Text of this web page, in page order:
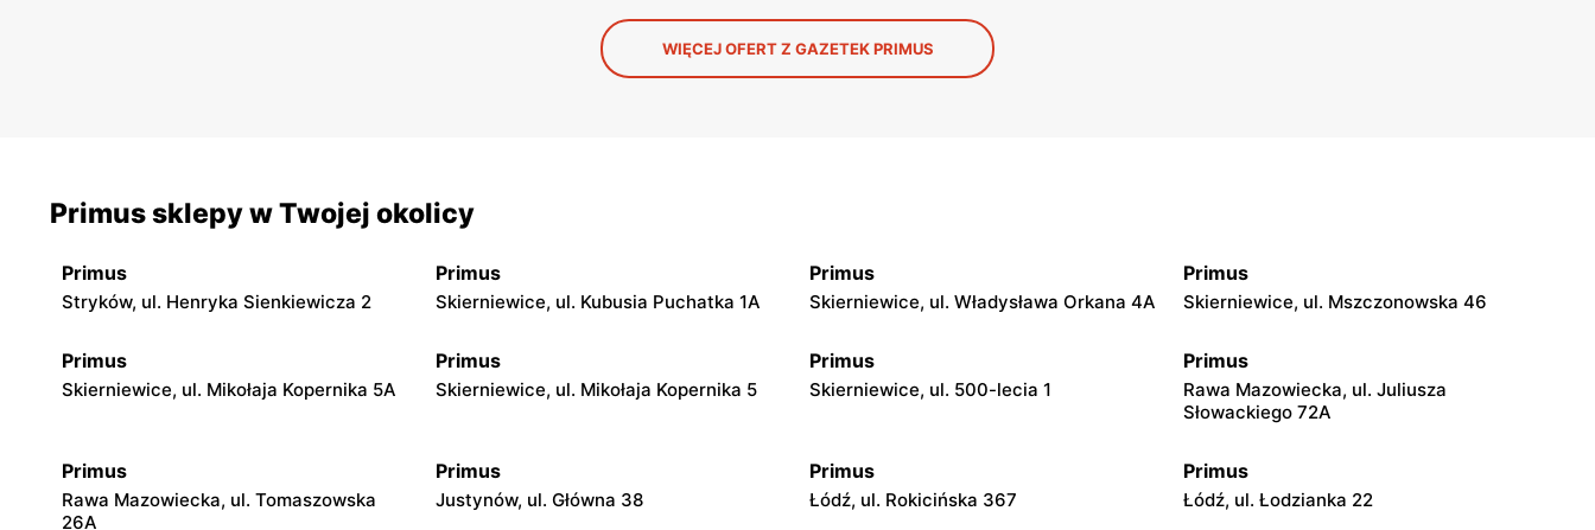
WIĘCEJ OFERT Z GAZETEK PRIMUS
Primus sklepy w Twojej okolicy
Primus
Stryków, ul. Henryka Sienkiewicza 2
Primus
Skierniewice, ul. Kubusia Puchatka 1A
Primus
Skierniewice, ul. Władysława Orkana 4A
Primus
Skierniewice, ul. Mszczonowska 46
Primus
Skierniewice, ul. Mikołaja Kopernika 5A
Primus
Skierniewice, ul. Mikołaja Kopernika 5
Primus
Skierniewice, ul. 500-lecia 1
Primus
Rawa Mazowiecka, ul. Juliusza
Słowackiego 72A
Primus
Rawa Mazowiecka, ul. Tomaszowska
26A
Primus
Justynów, ul. Główna 38
Primus
Łódź, ul. Rokicińska 367
Primus
Łódź, ul. Łodzianka 22